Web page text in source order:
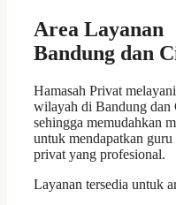
Area Layanan
Bandung dan
Hamasah Privat
wilayah di Bandung dan
sehingga memudahkan
untuk mendapatkan guru
privat yang profesional.
Layanan tersedia untuk